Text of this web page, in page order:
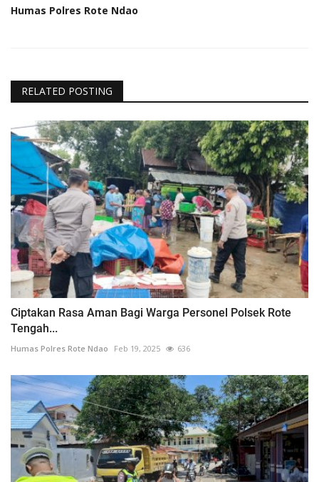
Humas Polres Rote Ndao
RELATED POSTING
Ciptakan Rasa Aman Bagi Warga Personel Polsek Rote
Tengah...
Humas Polres Rote Ndao Feb 19, 2025 636